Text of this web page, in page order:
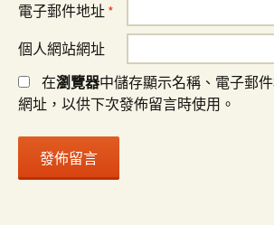
電子郵件地址 *
個人網站網址
在瀏覽器中儲存顯示名稱、電子郵
網址，以供下次發佈留言時使用。